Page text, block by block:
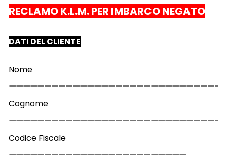
RECLAMO K.L.M. PER IMBARCO NEGATO
DATI DEL CLIENTE
Nome
Cognome
Codice Fiscale